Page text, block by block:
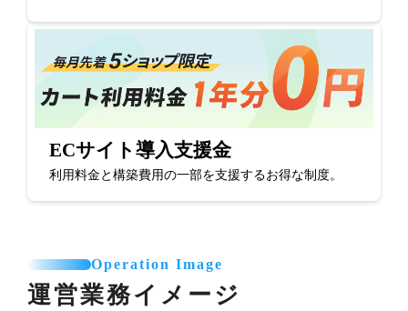
ECサイト導入支援金
利用料金と構築費用の一部を支援するお得な制度。
Operation Image
運営業務イメージ